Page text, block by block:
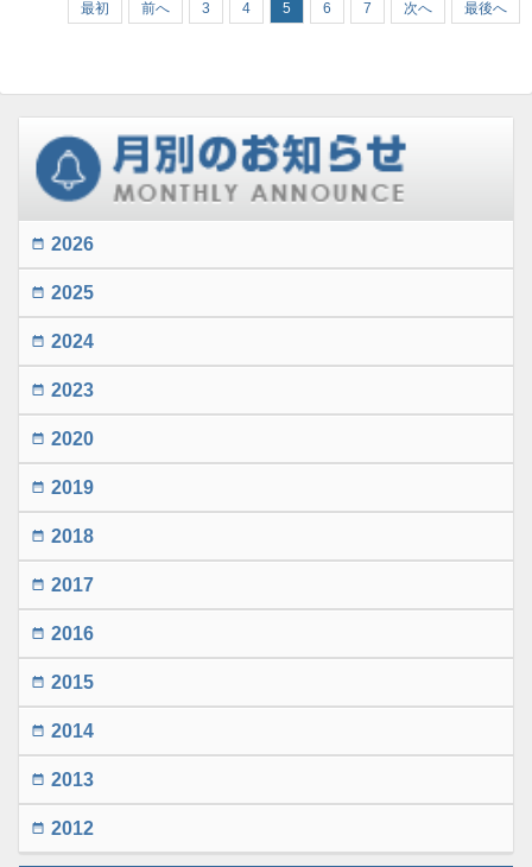
最初 前へ 3 4 5 6 7 次へ 最後へ
date_range 2026
date_range 2025
date_range 2024
date_range 2023
date_range 2020
date_range 2019
date_range 2018
date_range 2017
date_range 2016
date_range 2015
date_range 2014
date_range 2013
date_range 2012